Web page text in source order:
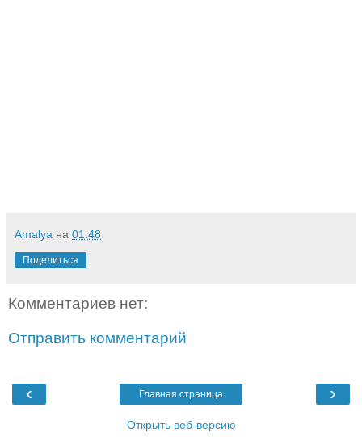
Amalya на 01:48
Поделиться
Комментариев нет:
Отправить комментарий
‹ ›
Главная страница
Открыть веб-версию